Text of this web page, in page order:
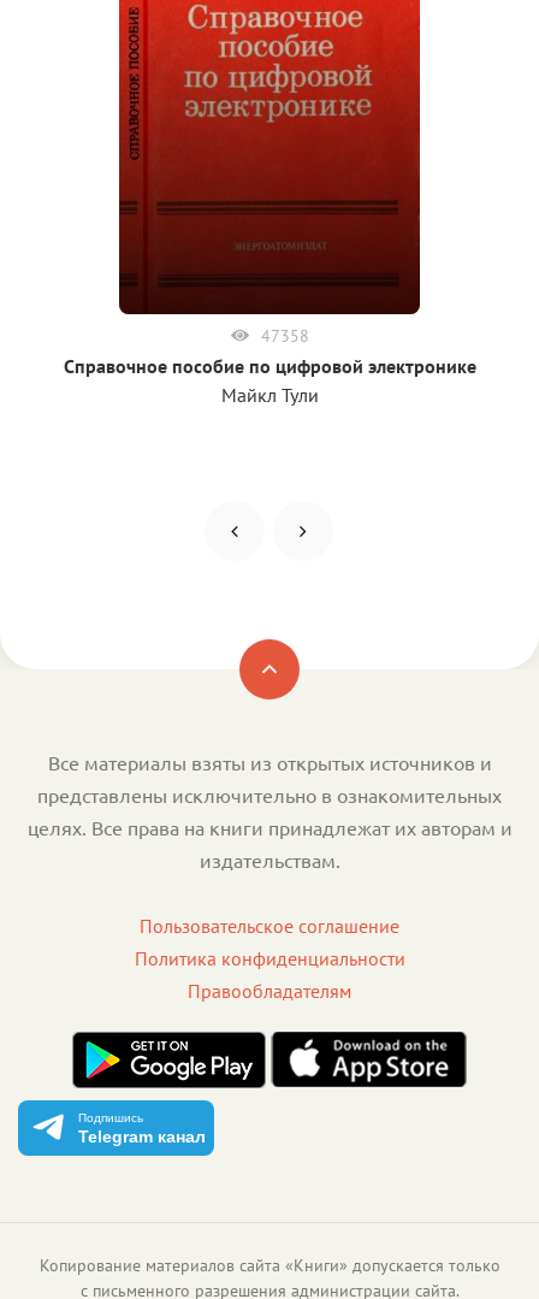
47358
Справочное пособие по цифровой электронике
Майкл Тули
Все материалы взяты из открытых источников и
представлены исключительно в ознакомительных
целях. Все права на книги принадлежат их авторам и
издательствам.
Пользовательское соглашение
Политика конфиденциальности
Правообладателям
Подпишись
Telegram канал
Копирование материалов сайта «Книги» допускается только
с письменного разрешения администрации сайта.